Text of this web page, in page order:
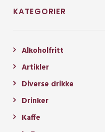
KATEGORIER
Alkoholfritt
Artikler
Diverse drikke
Drinker
Kaffe